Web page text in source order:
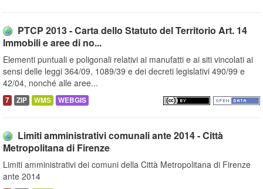
PTCP 2013 - Carta dello Statuto del Territorio Art. 14
Immobili e aree di no...
Elementi puntuali e poligonali relativi ai manufatti e ai siti vincolati ai
sensi delle leggi 364/09, 1089/39 e dei decreti legislativi 490/99 e
42/04, nonché alle aree...
7 ZIP WMS WEBGIS
Limiti amministrativi comunali ante 2014 - Città
Metropolitana di Firenze
Limiti amministrativi dei comuni della Città Metropolitana di Firenze
ante 2014